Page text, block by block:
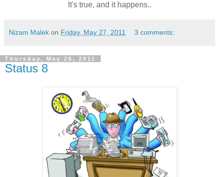
It's true, and it happens..
Nizam Malek on Friday, May 27, 2011 3 comments:
Thursday, May 26, 2011
Status 8